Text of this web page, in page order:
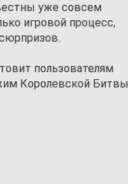
уже совсем
игровой процесс,
пользователям
Королевской Битвы